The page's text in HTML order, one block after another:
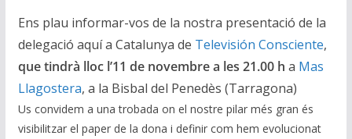
Ens plau informar-vos de la nostra presentació de la
delegació aquí a Catalunya de Televisión Consciente,
que tindrà lloc l’11 de novembre a les 21.00 h a Mas
Llagostera, a la Bisbal del Penedès (Tarragona)
Us convidem a una trobada on el nostre pilar més gran és
visibilitzar el paper de la dona i definir com hem evolucionat